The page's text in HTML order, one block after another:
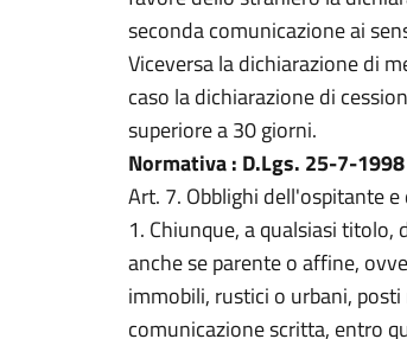
seconda comunicazione ai
Viceversa la dichiarazione di
caso la dichiarazione di
superiore a 30 giorni.
Normativa : D.Lgs. 25-7-
Art. 7. Obblighi dell'ospitante
1. Chiunque, a qualsiasi
anche se parente o affine,
immobili, rustici o urbani,
comunicazione scritta, entro